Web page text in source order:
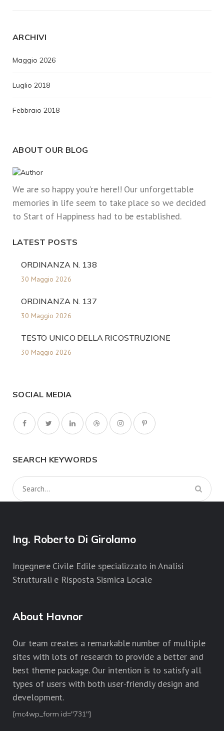
ARCHIVI
Maggio 2026
Luglio 2018
Febbraio 2018
ABOUT OUR BLOG
We are so happy you’re here!! Our unforgettable
memories in life seem to take place so we decided
to Start of Happiness had to be established.
LATEST POSTS
ORDINANZA N. 138
30 Maggio 2026
ORDINANZA N. 137
30 Maggio 2026
TESTO UNICO DELLA RICOSTRUZIONE
30 Maggio 2026
SOCIAL MEDIA
SEARCH KEYWORDS
Ing. Roberto Di Girolamo
Ingegnere Civile Edile specializzato in Analisi
Strutturali e Risposta Sismica Locale
About Havnor
Our team creates a remarkable number of multiple
sites with lots of research to provide a better and
best theme package. Our intention is to satisfy all
types of users with both user-friendly design and
development.
[mc4wp_form id="731"]